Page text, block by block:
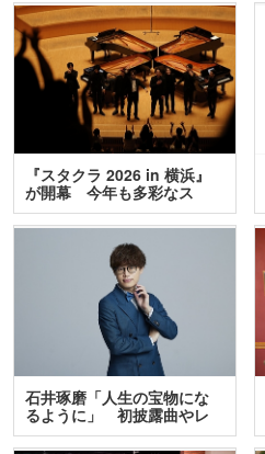
『スタクラ 2026 in 横浜』
が開幕 今年も多彩なス
テ…
石井琢磨「人生の宝物にな
るように」 初披露曲やレ
ア…